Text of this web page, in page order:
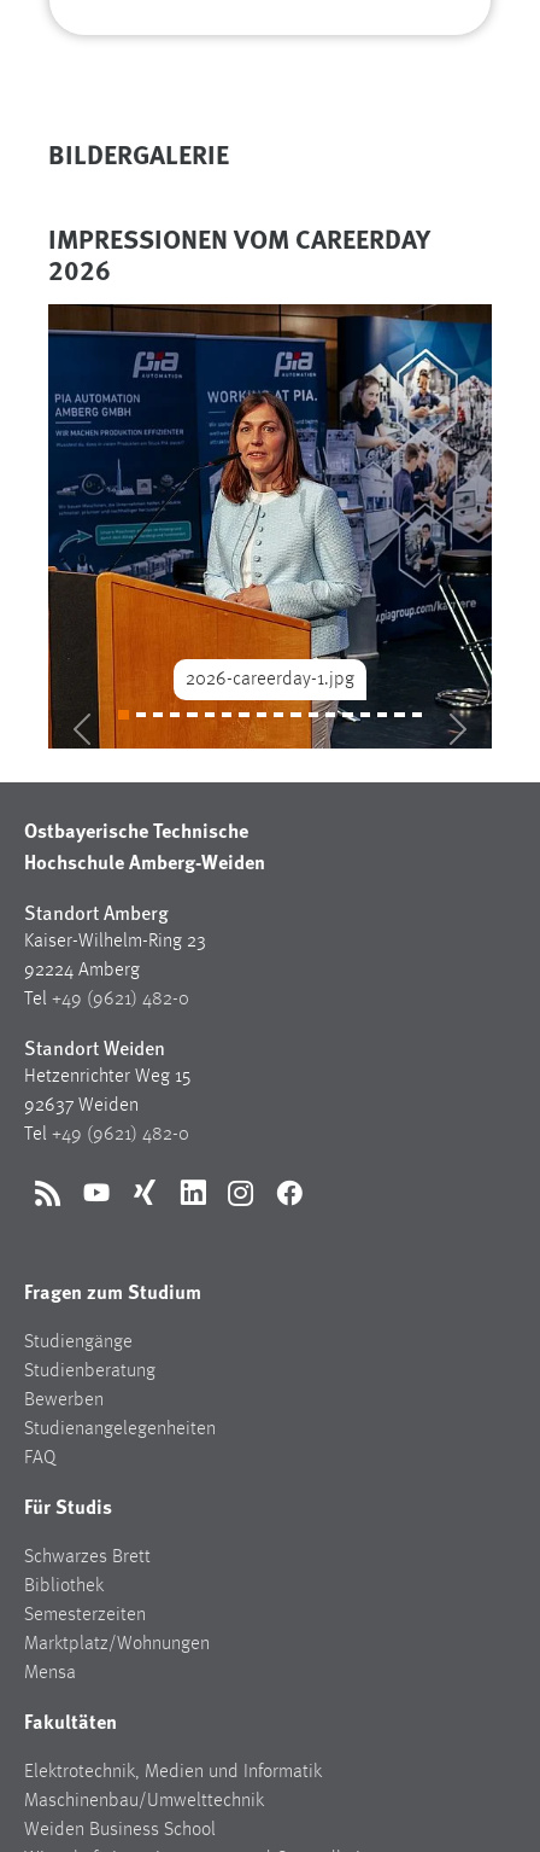
BILDERGALERIE
IMPRESSIONEN VOM CAREERDAY
2026
2026-careerday-1.jpg
Previous Next
Ostbayerische Technische
Hochschule Amberg-Weiden
Standort Amberg
Kaiser-Wilhelm-Ring 23
92224 Amberg
Tel +49 (9621) 482-0
Standort Weiden
Hetzenrichter Weg 15
92637 Weiden
Tel +49 (9621) 482-0
RSS YouTubeXing LinkedInInstagramFacebook
Fragen zum Studium
Studiengänge
Studienberatung
Bewerben
Studienangelegenheiten
FAQ
Für Studis
Schwarzes Brett
Bibliothek
Semesterzeiten
Marktplatz/Wohnungen
Mensa
Fakultäten
Elektrotechnik, Medien und Informatik
Maschinenbau/Umwelttechnik
Weiden Business School